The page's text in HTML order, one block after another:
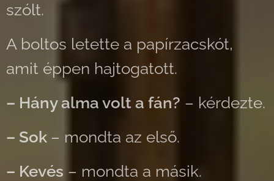
szólt.
A boltos letette a papírzacskót,
amit éppen hajtogatott.
– Hány alma volt a fán? – kérdezte.
– Sok – mondta az első.
– Kevés – mondta a másik.